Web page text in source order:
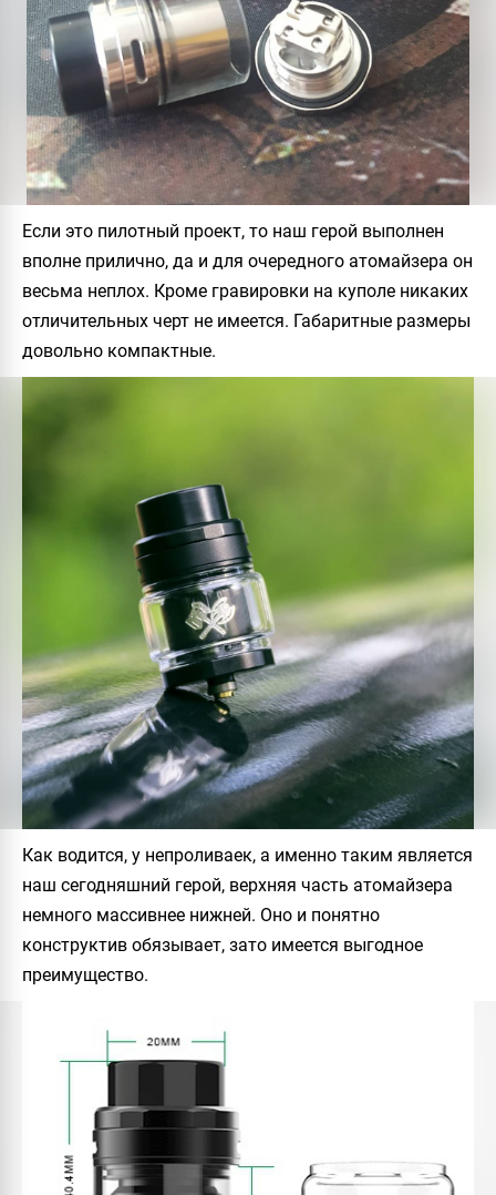
Если это пилотный проект, то наш герой выполнен
вполне прилично, да и для очередного атомайзера он
весьма неплох. Кроме гравировки на куполе никаких
отличительных черт не имеется. Габаритные размеры
довольно компактные.
Как водится, у непроливаек, а именно таким является
наш сегодняшний герой, верхняя часть атомайзера
немного массивнее нижней. Оно и понятно
конструктив обязывает, зато имеется выгодное
преимущество.